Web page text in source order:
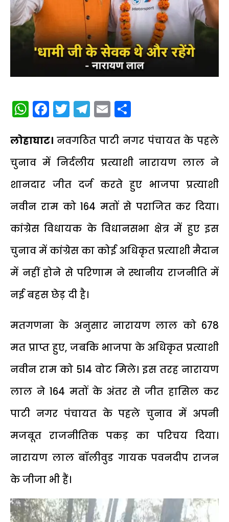
WhatsApp
Facebook
Twitter
Telegram
Email
लोहाघाट। नवगठित पाटी नगर पंचायत के पहले
चुनाव में निर्दलीय प्रत्याशी नारायण लाल ने
शानदार जीत दर्ज करते हुए भाजपा प्रत्याशी
नवीन राम को 164 मतों से पराजित कर दिया।
कांग्रेस विधायक के विधानसभा क्षेत्र में हुए इस
चुनाव में कांग्रेस का कोई अधिकृत प्रत्याशी मैदान
में नहीं होने से परिणाम ने स्थानीय राजनीति में
नई बहस छेड़ दी है।
मतगणना के अनुसार नारायण लाल को 678
मत प्राप्त हुए, जबकि भाजपा के अधिकृत प्रत्याशी
नवीन राम को 514 वोट मिले। इस तरह नारायण
लाल ने 164 मतों के अंतर से जीत हासिल कर
पाटी नगर पंचायत के पहले चुनाव में अपनी
मजबूत राजनीतिक पकड़ का परिचय दिया।
नारायण लाल बॉलीवुड गायक पवनदीप राजन
के जीजा भी हैं।
Video